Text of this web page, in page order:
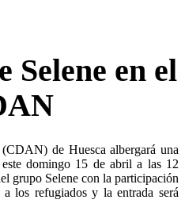
Selene en el
de Huesca albergará una
domingo 15 de abril a las 12
grupo Selene con la participación
los refugiados y la entrada será